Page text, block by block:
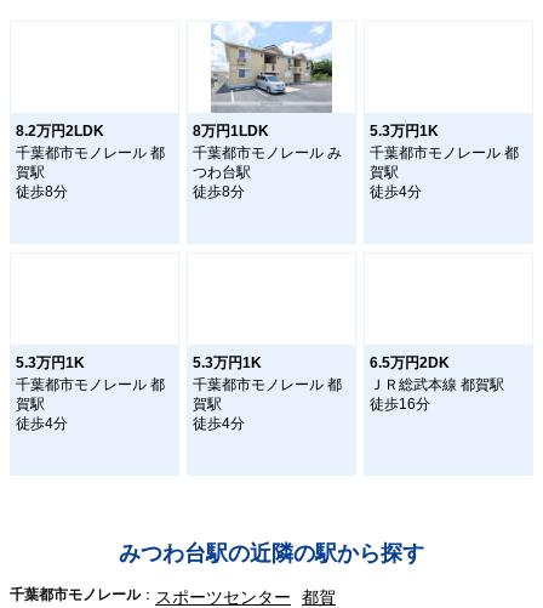
8.2万円2LDK
千葉都市モノレール 都
賀駅
徒歩8分
8万円1LDK
千葉都市モノレール み
つわ台駅
徒歩8分
5.3万円1K
千葉都市モノレール 都
賀駅
徒歩4分
5.3万円1K
千葉都市モノレール 都
賀駅
徒歩4分
5.3万円1K
千葉都市モノレール 都
賀駅
徒歩4分
6.5万円2DK
ＪＲ総武本線 都賀駅
徒歩16分
みつわ台駅の近隣の駅から探す
千葉都市モノレール スポーツセンター 都賀